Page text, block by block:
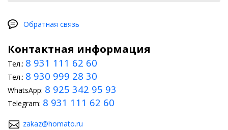
Обратная связь
Контактная информация
Тел.: 8 931 111 62 60
Тел.: 8 930 999 28 30
WhatsApp: 8 925 342 95 93
Telegram: 8 931 111 62 60
zakaz@homato.ru